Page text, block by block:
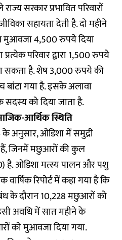
सरकार प्रभावित परिवारों
सहायता देती है. दो महीने
मुआवजा 4,500 रुपये दिया
परिवार द्वारा 1,500 रुपये
सकता है. शेष 3,000 रुपये की
बांटा गया है. इसके अलावा
को दिया जाता है.
आर्थिक स्थिति
के अनुसार, ओडिशा में समुद्री
जिनमें मछुआरों की कुल
है. ओडिशा मत्स्य पालन और पशु
वार्षिकरिपोर्टमें कहा गया है कि
के दौरान 10,228 मछुआरों को
अवधि में सात महीने के
को मुआवजा दिया गया.